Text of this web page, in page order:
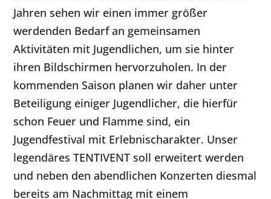
Jahren sehen wir einen immer größer
werdenden Bedarf an gemeinsamen
Aktivitäten mit Jugendlichen, um sie hinter
ihren Bildschirmen hervorzuholen. In der
kommenden Saison planen wir daher unter
Beteiligung einiger Jugendlicher, die hierfür
schon Feuer und Flamme sind, ein
Jugendfestival mit Erlebnischarakter. Unser
legendäres TENTIVENT soll erweitert werden
und neben den abendlichen Konzerten diesmal
bereits am Nachmittag mit einem